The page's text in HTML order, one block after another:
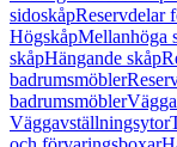
sidoskåpReservdelar
HögskåpMellanhöga
skåpHängande skåp
badrumsmöbler
badrumsmöbler
Väggavställningsytor